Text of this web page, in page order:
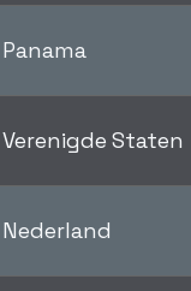
Panama
Verenigde Staten
Nederland